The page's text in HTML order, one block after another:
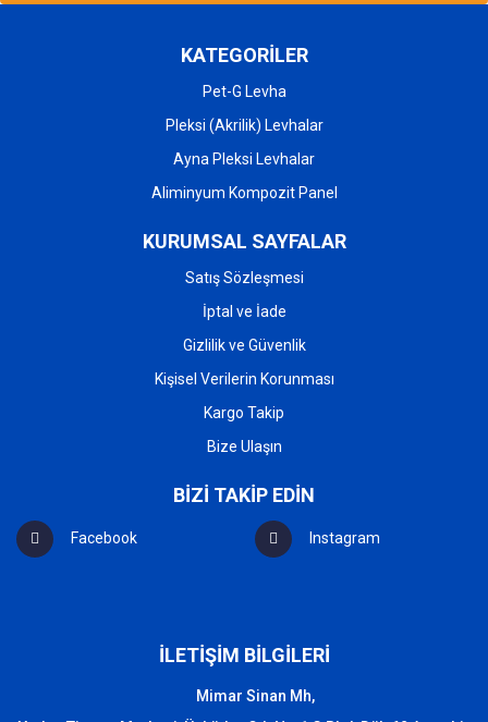
KATEGORİLER
Pet-G Levha
Pleksi (Akrilik) Levhalar
Ayna Pleksi Levhalar
Aliminyum Kompozit Panel
KURUMSAL SAYFALAR
Satış Sözleşmesi
İptal ve İade
Gizlilik ve Güvenlik
Kişisel Verilerin Korunması
Kargo Takip
Bize Ulaşın
BİZİ TAKİP EDİN
Facebook Instagram
İLETİŞİM BİLGİLERİ
Mimar Sinan Mh,